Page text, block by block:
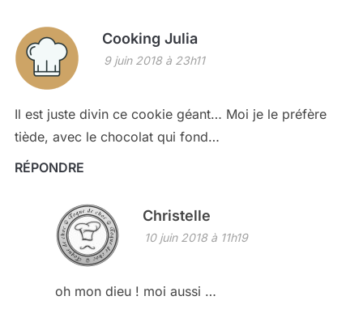
Cooking Julia
9 juin 2018 à 23h11
Il est juste divin ce cookie géant… Moi je le préfère
tiède, avec le chocolat qui fond…
RÉPONDRE
Christelle
10 juin 2018 à 11h19
oh mon dieu ! moi aussi …